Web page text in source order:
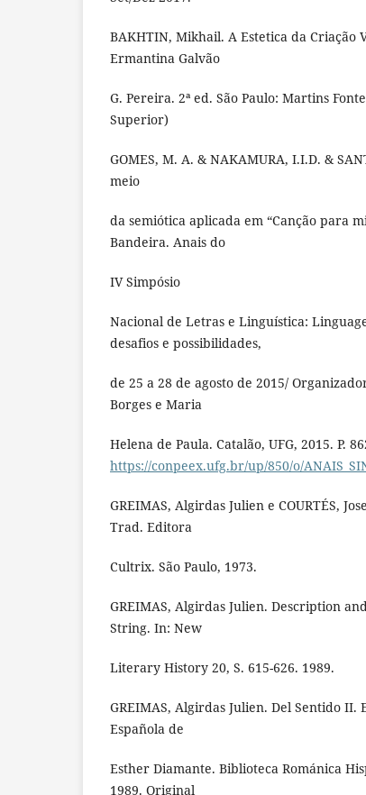
BAKHTIN, Mikhail. A Estetica da Criação
Ermantina Galvão
G. Pereira. 2ª ed. São Paulo: Martins
Superior)
GOMES, M. A. & NAKAMURA, I.I.D. &
meio
da semiótica aplicada em “Canção para
Bandeira. Anais do
IV Simpósio
Nacional de Letras e Linguística:
desafios e possibilidades,
de 25 a 28 de agosto de 2015/
Borges e Maria
Helena de Paula. Catalão, UFG, 2015. P.
https://conpeex.ufg.br/up/850/o/
GREIMAS, Algirdas Julien e COURTÉS,
Trad. Editora
Cultrix. São Paulo, 1973.
GREIMAS, Algirdas Julien. Description
String. In: New
Literary History 20, S. 615-626. 1989.
GREIMAS, Algirdas Julien. Del Sentido II.
Española de
Esther Diamante. Biblioteca Románica
1989. Original